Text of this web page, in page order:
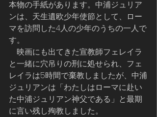
本物の手紙があります。中浦ジュリア
ンは、天生遺欧少年使節として、ロー
マを訪問した4人の少年のうちの一人で
す。
映画にも出てきた宣教師フェレイラ
と一緒に穴吊りの刑に処せられ、フェ
レイラは5時間で棄教しましたが、中浦
ジュリアンは「わたしはローマに赴い
た中浦ジュリアン神父である」と最期
に言い残し殉教しました。